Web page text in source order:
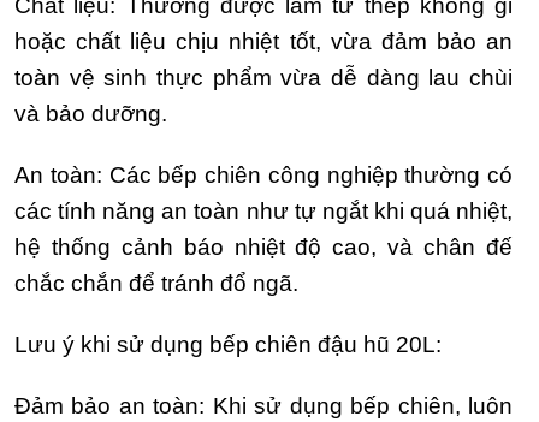
Chất liệu: Thường được làm từ thép không gỉ
hoặc chất liệu chịu nhiệt tốt, vừa đảm bảo an
toàn vệ sinh thực phẩm vừa dễ dàng lau chùi
và bảo dưỡng.
An toàn: Các bếp chiên công nghiệp thường có
các tính năng an toàn như tự ngắt khi quá nhiệt,
hệ thống cảnh báo nhiệt độ cao, và chân đế
chắc chắn để tránh đổ ngã.
Lưu ý khi sử dụng bếp chiên đậu hũ 20L:
Đảm bảo an toàn: Khi sử dụng bếp chiên, luôn